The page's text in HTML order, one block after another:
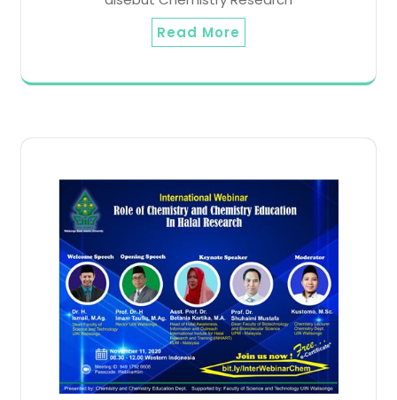
Read More